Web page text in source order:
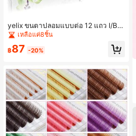
yelix ขนตาปลอมแบบต่อ 12 แถว I/B/
C/D/LB/LC/LJ Curl Volume Camelli
a ขนาด 0.07 มม. ขนตาปลอมแบบคล
าสสิก 3 มิติ สไตล์รัสเซีย ทำจากขนมิงค์
สำหรับช่างต่อขนตา
เหลือแค่8ชิ้น
฿87 -20%